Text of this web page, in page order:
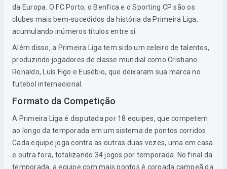
da Europa. O FC Porto, o Benfica e o Sporting CP são os
clubes mais bem-sucedidos da história da Primeira Liga,
acumulando inúmeros títulos entre si.
Além disso, a Primeira Liga tem sido um celeiro de talentos,
produzindo jogadores de classe mundial como Cristiano
Ronaldo, Luís Figo e Eusébio, que deixaram sua marca no
futebol internacional.
Formato da Competição
A Primeira Liga é disputada por 18 equipes, que competem
ao longo da temporada em um sistema de pontos corridos.
Cada equipe joga contra as outras duas vezes, uma em casa
e outra fora, totalizando 34 jogos por temporada. No final da
temporada, a equipe com mais pontos é coroada campeã da